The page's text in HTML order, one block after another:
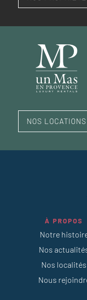
45 m²
48 m²
RÉF.
39 m²1
199
71 m²1
NOS
À PROPOS
Notre
Nos
Nos localités
Nous